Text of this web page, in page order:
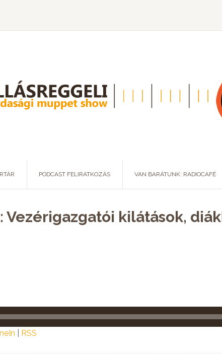
PODCAST FELIRATKOZÁS VAN BARÁTUNK: RADIOCAFÉ
kilátások,
RSS